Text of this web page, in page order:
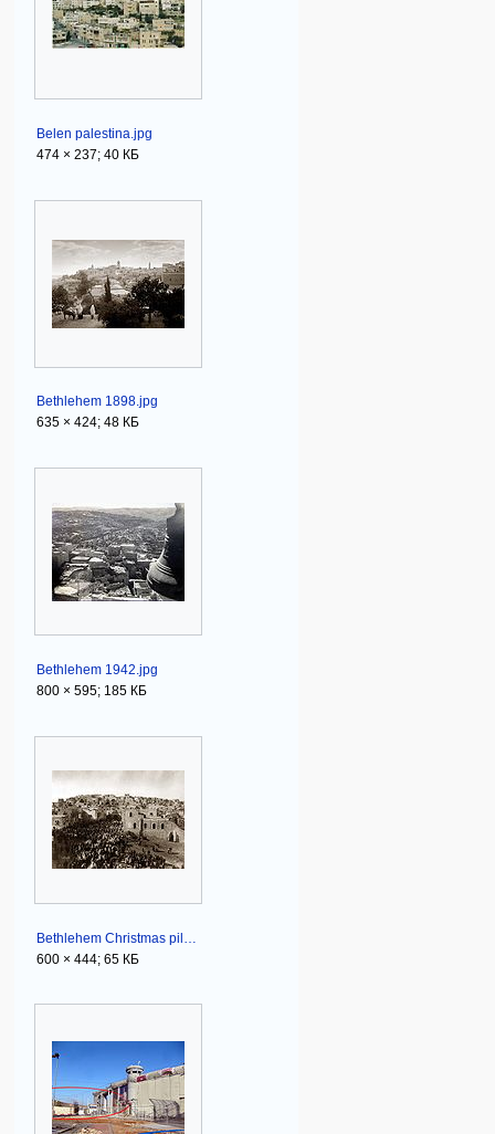
Belen palestina.jpg
474 × 237; 40 КБ
Bethlehem 1898.jpg
635 × 424; 48 КБ
Bethlehem 1942.jpg
800 × 595; 185 КБ
600 × 444; 65 КБ